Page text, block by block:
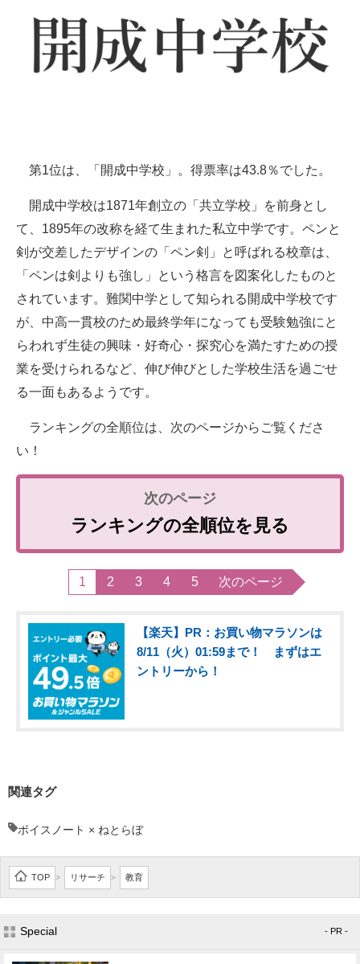
第1位は、「開成中学校」。得票率は43.8％でした。
開成中学校は1871年創立の「共立学校」を前身とし
て、1895年の改称を経て生まれた私立中学です。ペンと
剣が交差したデザインの「ペン剣」と呼ばれる校章は、
「ペンは剣よりも強し」という格言を図案化したものと
されています。難関中学として知られる開成中学校です
が、中高一貫校のため最終学年になっても受験勉強にと
らわれず生徒の興味・好奇心・探究心を満たすための授
業を受けられるなど、伸び伸びとした学校生活を過ごせ
る一面もあるようです。
ランキングの全順位は、次のページからご覧くださ
い！
ランキングの全順位を見る
1 2 3 4 5 次のページ
【楽天】PR：お買い物マラソンは
8/11（火）01:59まで！ まずはエ
ントリーから！
関連タグ
ボイスノート × ねとらぼ
TOP > リサーチ > 教育
Special - PR -